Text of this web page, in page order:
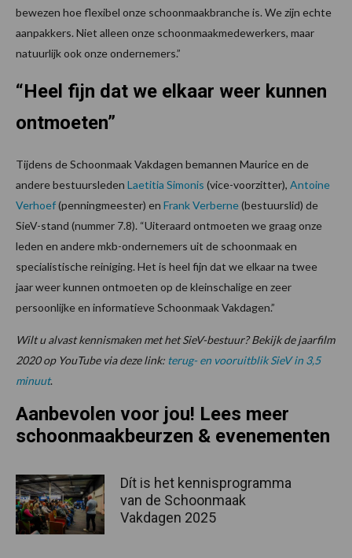
bewezen hoe flexibel onze schoonmaakbranche is. We zijn echte
aanpakkers. Niet alleen onze schoonmaakmedewerkers, maar
natuurlijk ook onze ondernemers.”
“Heel fijn dat we elkaar weer kunnen
ontmoeten”
Tijdens de Schoonmaak Vakdagen bemannen Maurice en de
andere bestuursleden Laetitia Simonis (vice-voorzitter), Antoine
Verhoef(penningmeester) en Frank Verberne(bestuurslid) de
SieV-stand (nummer 7.8). “Uiteraard ontmoeten we graag onze
leden en andere mkb-ondernemers uit de schoonmaak en
specialistische reiniging. Het is heel fijn dat we elkaar na twee
jaar weer kunnen ontmoeten op de kleinschalige en zeer
persoonlijke en informatieve Schoonmaak Vakdagen.”
Wilt u alvast kennismaken met het SieV-bestuur? Bekijk de jaarfilm
2020 op YouTube via deze link: terug- en vooruitblik SieV in 3,5
minuut.
Aanbevolen voor jou! Lees meer
schoonmaakbeurzen & evenementen
Dít is het kennisprogramma
van de Schoonmaak
Vakdagen 2025